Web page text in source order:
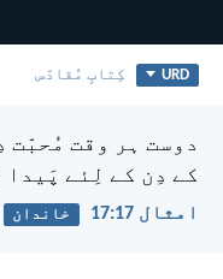
URD کِتابِ مُقادّس
دوست ہر وقت مُحبّت
کے دِن کے لِئے پَیدا
امثال 17:‏17 خاندان